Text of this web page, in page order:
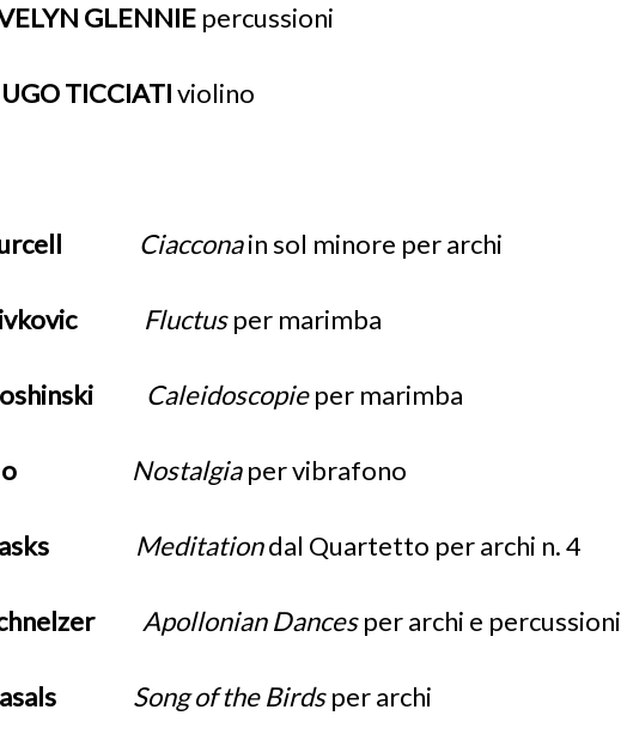
GLENNIE percussioni
TICCIATIviolino
Ciacconain sol minore per archi
Fluctusper marimba
Caleidoscopieper marimba
Nostalgiaper vibrafono
Meditationdal Quartetto per archi n. 4
Apollonian Dancesper archi e percussioni
Song of the Birdsper archi